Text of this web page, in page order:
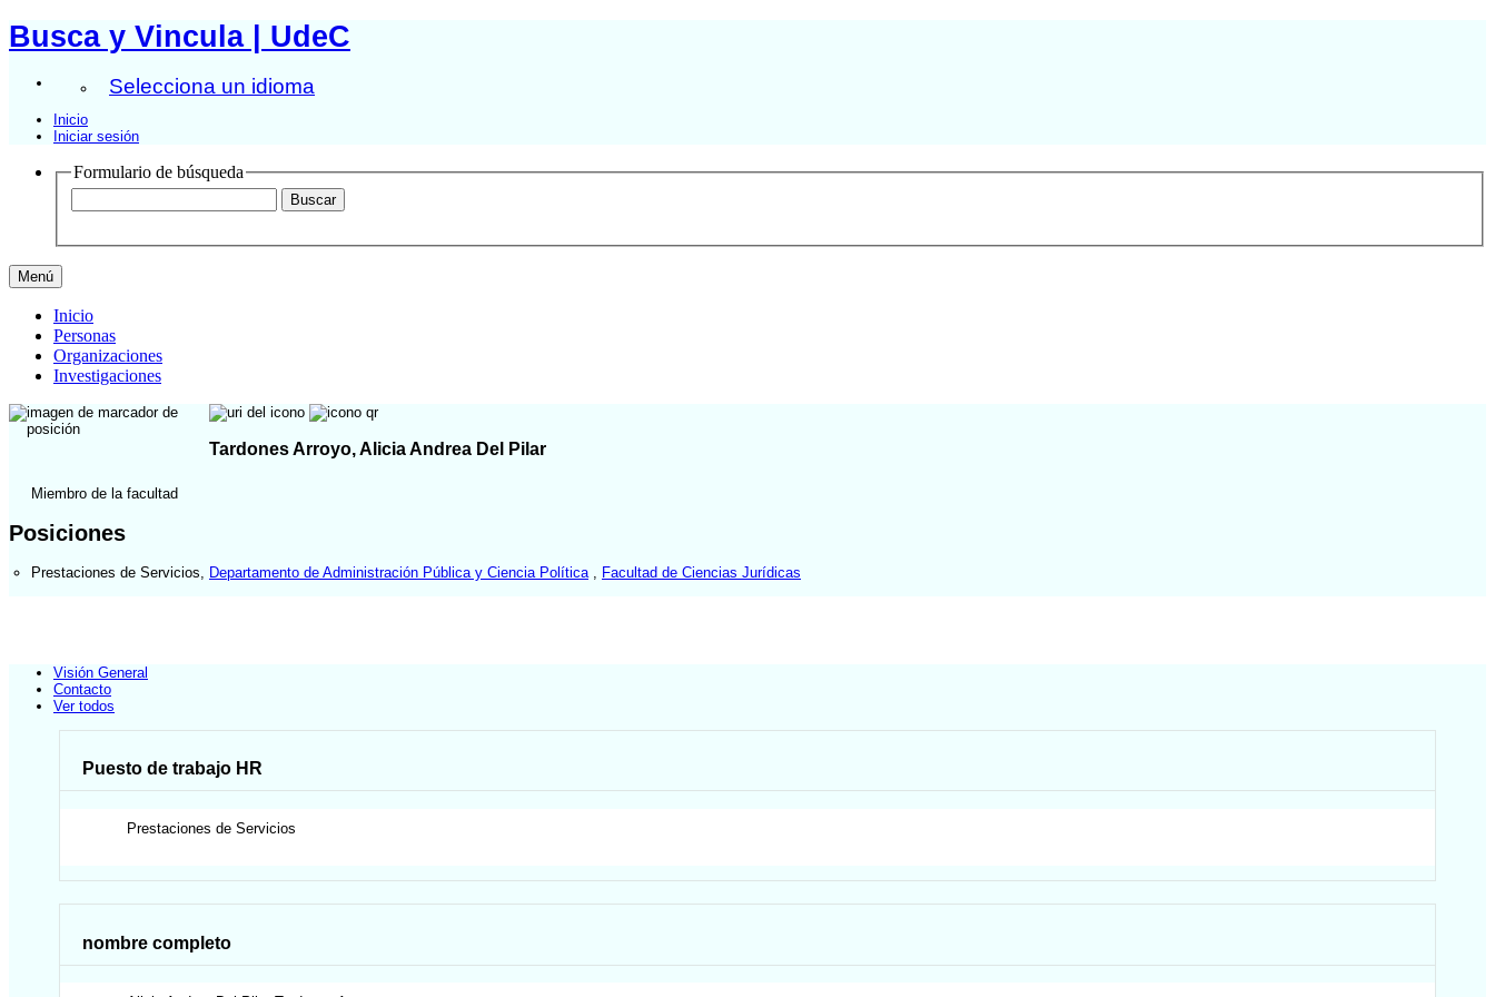
Busca y Vincula | UdeC
Selecciona un idioma
Inicio
Iniciar sesión
Formulario de búsqueda
Menú
Inicio
Personas
Organizaciones
Investigaciones
Tardones Arroyo, Alicia Andrea Del Pilar
Miembro de la facultad
Posiciones
Prestaciones de Servicios Departamento de Administración Pública y Ciencia Política Facultad de Ciencias Jurídicas
Visión General
Contacto
Ver todos
Puesto de trabajo HR
Prestaciones de Servicios
nombre completo